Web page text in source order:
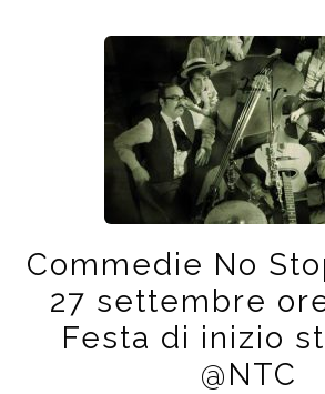
Commedie No
27 settembre
Festa di inizio
@NTC